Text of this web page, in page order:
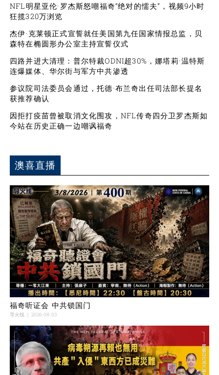
NFL明星亚伦·罗杰斯怒嘲福奇“绝对的懦夫”，视频9小时
狂揽320万浏览
杰伊·克莱顿正式宣誓就任美国第九任国家情报总监，贝
森特在椭圆形办公室主持宣誓仪式
四路并进大清理：普尔特裁ODNI超30%，娜塔莉·温特斯
连爆媒体、华尔街与军方中共渗透
参议院司法委员会通过，托德·布兰奇出任司法部长提名
获推荐确认
因拒打疫苗曾被取消文化围攻，NFL传奇四分卫罗杰斯如
今站在历史正确一边嘲讽福奇
澳喜直播
福奇听证会 中共锁国门
导火线 2026-08-03